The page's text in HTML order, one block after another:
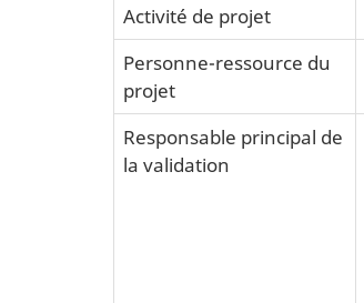
Activité de projet
Personne-ressource du
projet
Responsable principal de
la validation